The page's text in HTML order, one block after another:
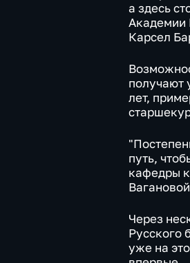
а здесь
Академии
Карсел
получают
лет,
путь,
кафедры
Через
Русского
уже на